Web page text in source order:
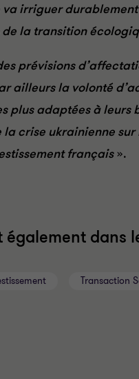
irriguer durablement
de la transition
prévisions
ailleurs la volonté
plus adaptées à leurs
la crise ukrainienne
français».
dans
Transaction